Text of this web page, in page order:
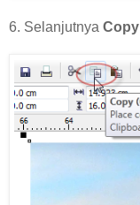
6. Selanjutnya Copy